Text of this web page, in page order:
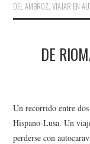
DEL AMBROZ,VIAJAR EN
DE
Un recorrido entre
Hispano-Lusa. Un
perderse con